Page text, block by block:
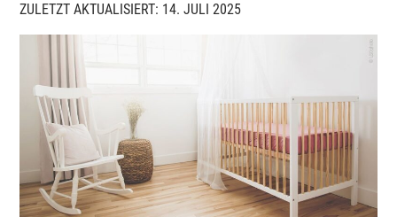
ZULETZT AKTUALISIERT: 14. JULI 2025